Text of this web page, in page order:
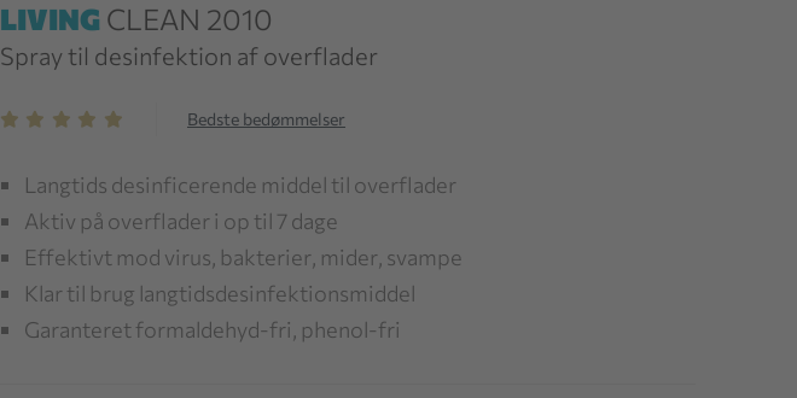
LIVING CLEAN 2010
Spray til desinfektion af overflader
Bedste bedømmelser
Langtids desinficerende middel til overflader
Aktiv på overflader i op til 7 dage
Effektivt mod virus, bakterier, mider, svampe
Klar til brug langtidsdesinfektionsmiddel
Garanteret formaldehyd-fri, phenol-fri